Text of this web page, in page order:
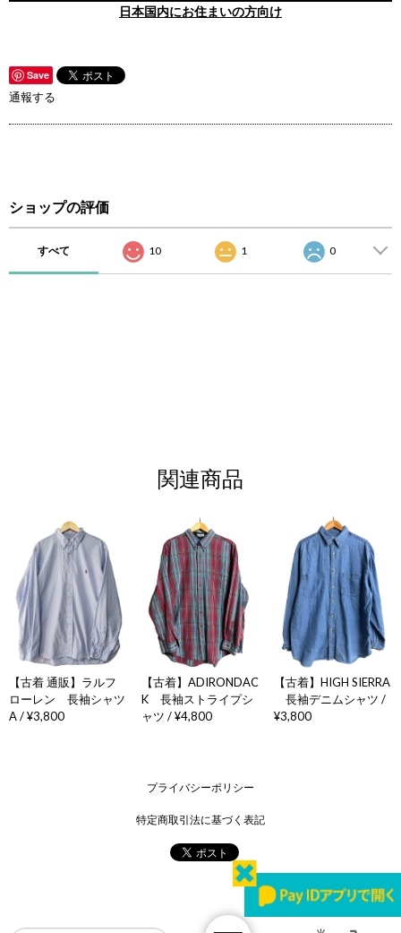
日本国内にお住まいの方向け
Save
通報する
ショップの評価
すべて 10 1 0
関連商品
【古着 通販】ラルフ
ローレン 長袖シャツ
A / ¥3,800
【古着】ADIRONDAC
K 長袖ストライプシ
ャツ / ¥4,800
【古着】HIGH SIERRA
長袖デニムシャツ /
¥3,800
プライバシーポリシー
特定商取引法に基づく表記